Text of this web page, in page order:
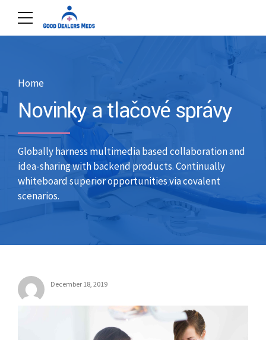
Home
Novinky a tlačové správy
Globally harness multimedia based collaboration and
idea-sharing with backend products. Continually
whiteboard superior opportunities via covalent
scenarios.
December 18, 2019